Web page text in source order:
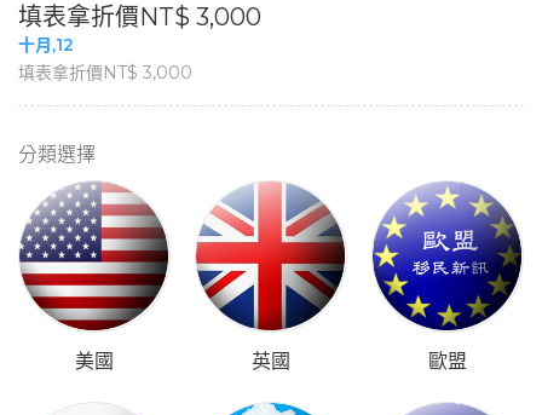
填表拿折價NT$ 3,000
十月,12
填表拿折價NT$ 3,000
分類選擇
美國 英國 歐盟